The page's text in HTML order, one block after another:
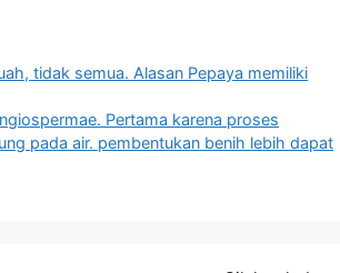
tidak semua. Alasan Pepaya memiliki
Pertama karena proses
pada air. pembentukan benih lebih dapat